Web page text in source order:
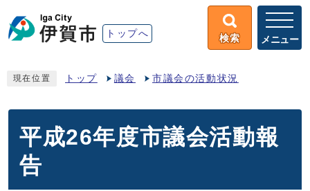
トップへ 検索 メニュー
現在位置 トップ 議会 市議会の活動状況
平成26年度市議会活動報
告